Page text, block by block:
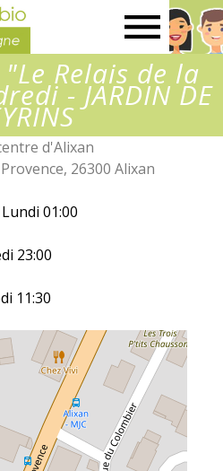
de
Cocagne
Relais de la
- JARDIN DE
d'Alixan
26300 Alixan
Lundi 01:00
23:00
11:30